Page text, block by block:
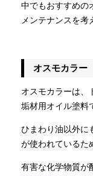
中でもおすすめの
メンテナンスを考
オスモカラー
オスモカラーは、
垢材用オイル塗料
ひまわり油以外に
が使われているた
有害な化学物質が